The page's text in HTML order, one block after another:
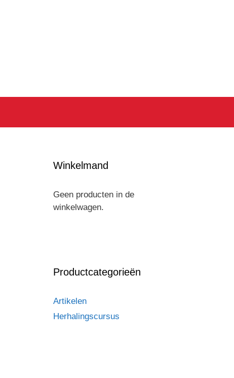
Winkelmand
Geen producten in de
winkelwagen.
Productcategorieën
Artikelen
Herhalingscursus